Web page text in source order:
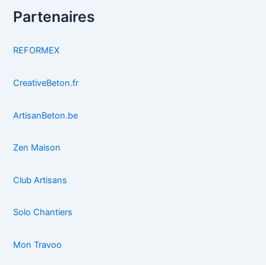
Partenaires
REFORMEX
CreativeBeton.fr
ArtisanBeton.be
Zen Maison
Club Artisans
Solo Chantiers
Mon Travoo